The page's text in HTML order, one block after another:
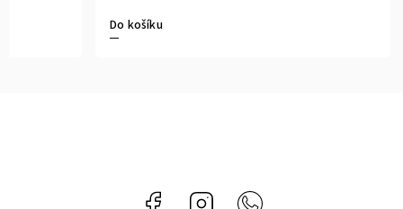
Do košíku
Facebook Instagram